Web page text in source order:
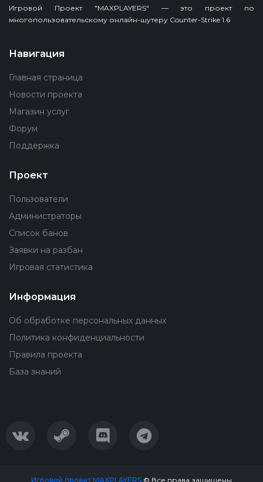
Игровой Проект "MAXPLAYERS" — это проект по
многопользовательскому онлайн-шутеру Counter-Strike 1.6
Навигация
Главная страница
Новости проекта
Магазин услуг
Форум
Поддержка
Проект
Пользователи
Администраторы
Список банов
Заявки на разбан
Игровая статистика
Информация
Об обработке персональных данных
Политика конфиденциальности
Правила проекта
База знаний
Игровой проект MAXPLAYERS © Все права защищены